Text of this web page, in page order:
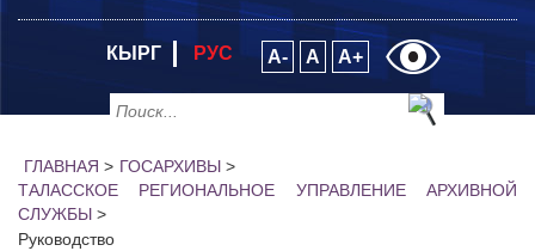
КЫРГ РУС A- A A+
ГЛАВНАЯ > ГОСАРХИВЫ >
ТАЛАССКОЕ РЕГИОНАЛЬНОЕ УПРАВЛЕНИЕ АРХИВНОЙ
СЛУЖБЫ >
Руководство